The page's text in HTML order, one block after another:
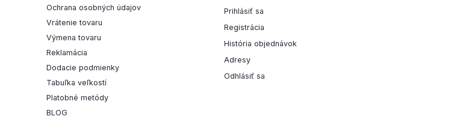
Ochrana osobných údajov
Vrátenie tovaru
Výmena tovaru
Reklamácia
Dodacie podmienky
Tabuľka veľkostí
Platobné metódy
BLOG
Prihlásiť sa
Registrácia
História objednávok
Adresy
Odhlásiť sa